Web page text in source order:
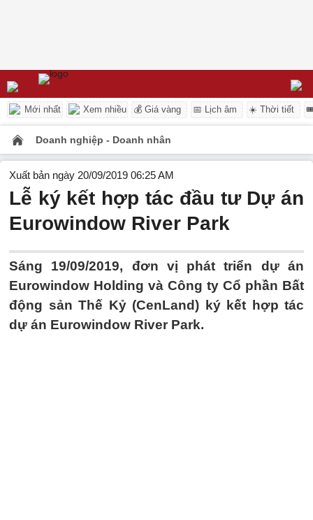
Mới nhất Xem nhiều 💰 Giá vàng 📅 Lịch âm ☀️ Thời tiết
Doanh nghiệp - Doanh nhân
Xuất bản ngày 20/09/2019 06:25 AM
Lễ ký kết hợp tác đầu tư Dự án
Eurowindow River Park
Sáng 19/09/2019, đơn vị phát triển dự án
Eurowindow Holding và Công ty Cổ phần Bất
động sản Thế Kỷ (CenLand) ký kết hợp tác
dự án Eurowindow River Park.